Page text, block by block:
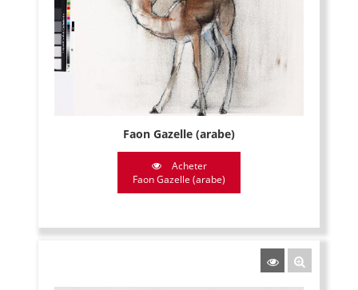
Faon Gazelle (arabe)
Acheter
Faon Gazelle (arabe)